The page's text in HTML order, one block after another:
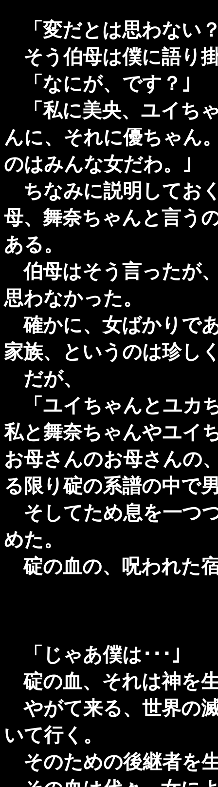
「変だとは思わない
そう伯母は僕に語り
「なにが、です？｣
「私に美央、ユイち
んに、それに優ちゃん
のはみんな女だわ。｣
ちなみに説明してお
母、舞奈ちゃんと言う
ある。
伯母はそう言ったが
思わなかった。
確かに、女ばかりで
家族、というのは珍し
だが、
「ユイちゃんとユカ
私と舞奈ちゃんやユイ
お母さんのお母さんの
る限り碇の系譜の中で
そしてため息を一つ
めた。
碇の血の、呪われた
「じゃあ僕は･･･｣
碇の血、それは神を
やがて来る、世界の
いて行く。
そのための後継者を